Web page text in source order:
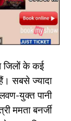
जिलों के कई
सबसे ज्यादा
युक्त पानी
ममता बनर्जी